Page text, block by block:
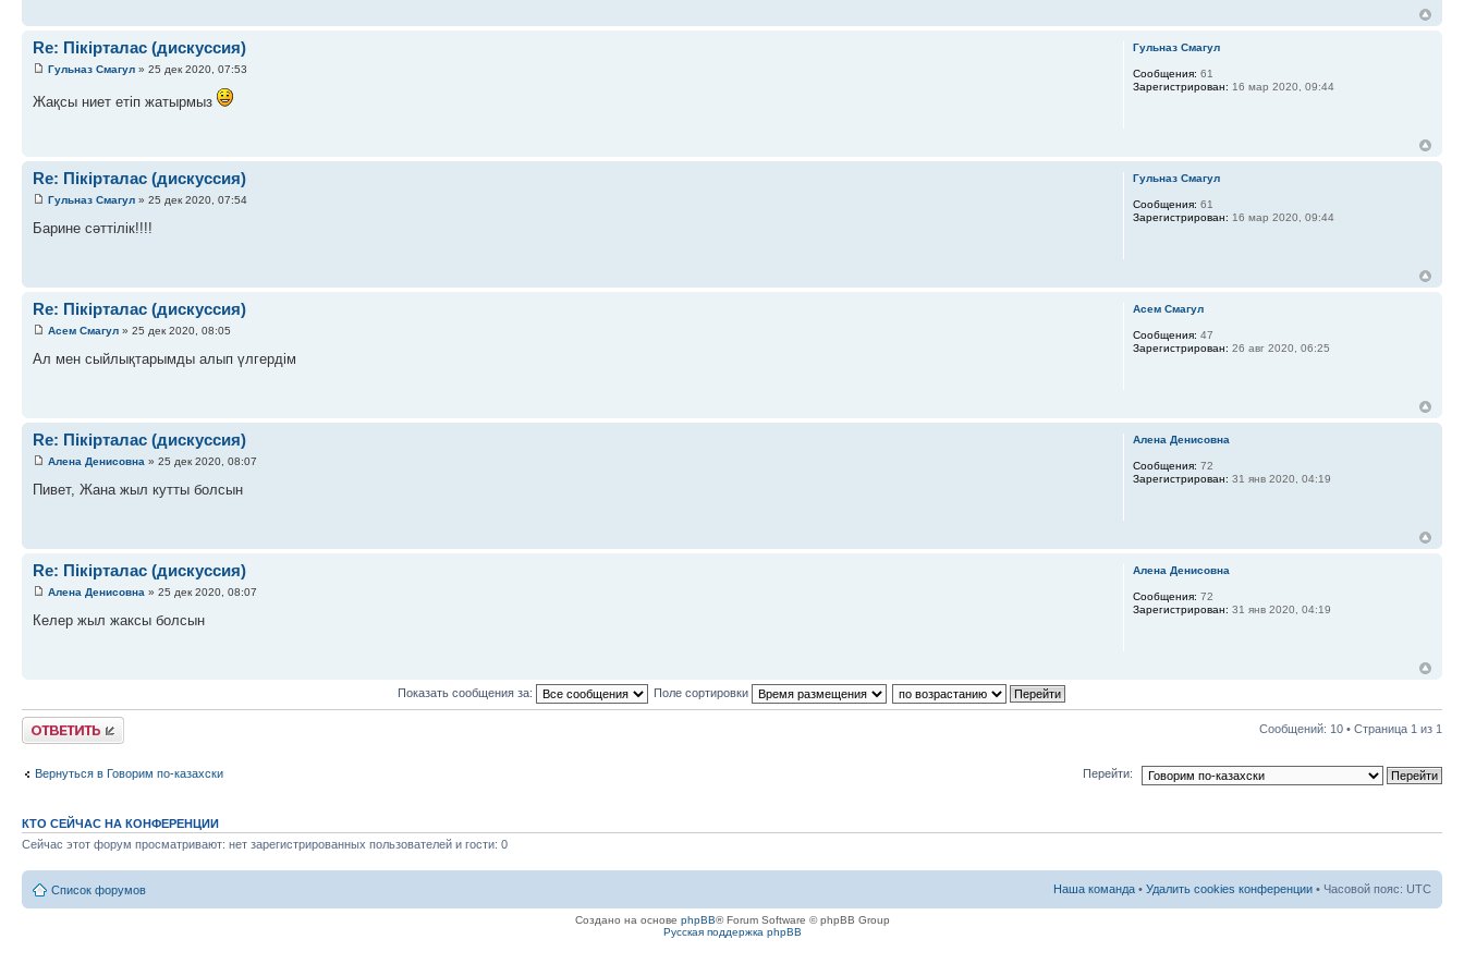
Re: Пікірталас (дискуссия)
Гульназ Смагул » 25 дек 2020, 07:53
Жақсы ниет етіп жатырмыз
Гульназ Смагул
Сообщения: 61
Зарегистрирован: 16 мар 2020, 09:44
Re: Пікірталас (дискуссия)
Гульназ Смагул » 25 дек 2020, 07:54
Барине сәттілік!!!!
Гульназ Смагул
Сообщения: 61
Зарегистрирован: 16 мар 2020, 09:44
Re: Пікірталас (дискуссия)
Асем Смагул » 25 дек 2020, 08:05
Ал мен сыйлықтарымды алып үлгердім
Асем Смагул
Сообщения: 47
Зарегистрирован: 26 авг 2020, 06:25
Re: Пікірталас (дискуссия)
Алена Денисовна » 25 дек 2020, 08:07
Пивет, Жана жыл кутты болсын
Алена Денисовна
Сообщения: 72
Зарегистрирован: 31 янв 2020, 04:19
Re: Пікірталас (дискуссия)
Алена Денисовна » 25 дек 2020, 08:07
Келер жыл жаксы болсын
Алена Денисовна
Сообщения: 72
Зарегистрирован: 31 янв 2020, 04:19
Показать сообщения за: Поле сортировки
Ответить Сообщений: 10 • Страница 1 из 1
Вернуться в Говорим по-казахски Перейти:
КТО СЕЙЧАС НА КОНФЕРЕНЦИИ
Сейчас этот форум просматривают: нет зарегистрированных пользователей и гости: 0
Список форумов Наша команда • Удалить cookies конференции • Часовой пояс: UTC
Создано на основе phpBB® Forum Software © phpBB Group
Русская поддержка phpBB